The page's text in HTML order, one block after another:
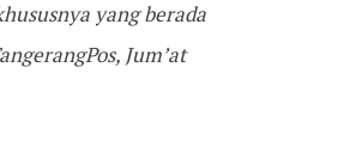
yang berada
Jum’at